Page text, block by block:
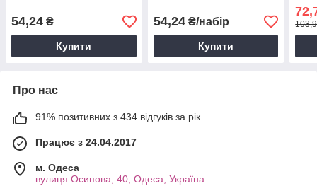
54,24 ₴
Купити
54,24₴/набір
Купити
Про нас
91% позитивних з 434 відгуків за рік
Працює з 24.04.2017
м. Одеса
вулиця Осипова, 40, Одеса, Україна